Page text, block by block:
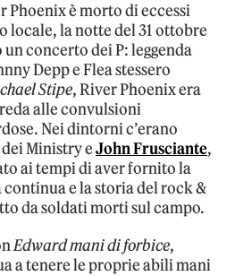
Phoenix è morto di eccessi
locale, la notte del 31 ottobre
concerto dei P: leggenda
Depp e Flea stessero
Stipe, River Phoenix era
alle convulsioni
Nei dintorni c’erano
Ministry eJohn Frusciante,
ai tempi di aver fornito la
continua e la storia del rock &
da soldati morti sul campo.
Edward mani di forbice,
a tenere le proprie abili mani